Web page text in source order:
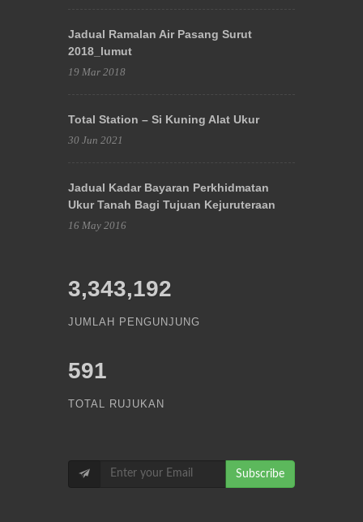
Jadual Ramalan Air Pasang Surut
2018_lumut
19 Mar 2018
Total Station – Si Kuning Alat Ukur
30 Jun 2021
Jadual Kadar Bayaran Perkhidmatan
Ukur Tanah Bagi Tujuan Kejuruteraan
16 May 2016
3,343,192
JUMLAH PENGUNJUNG
591
TOTAL RUJUKAN
Subscribe